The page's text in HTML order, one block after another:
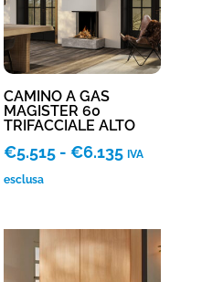
CAMINO A GAS
MAGISTER 60
TRIFACCIALE ALTO
€5.515 - €6.135Fascia
€5.515
IVA
esclusa